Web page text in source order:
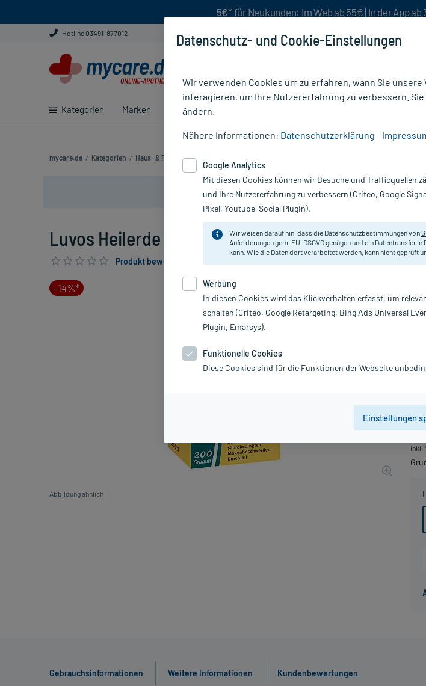
5€* für Neukunden: Im Web ab 55€ | In der App
Hotline 03491-877012
Kategorien Marken Ratgeber
mycare.de / Kategorien / Haus- & Reiseapotheke
Nur für kurze Zeit:Gratis-Versand*
Luvos Heilerde ultrafein, 200 g
Produkt bewerten & PlusHerzen sichern
-14%*
Abbildung ähnlich
inkl.
Gebrauchsinformationen Weitere Informationen Kundenbewertungen
Datenschutz- und Cookie-Einstellungen
Wir verwenden Cookies um zu erfahren, wann Sie
interagieren, um Ihre Nutzererfahrung zu verbessern.
ändern.
Nähere Informationen: Datenschutzerklärung
Google Analytics
Mit diesen Cookies können wir Besuche und Trafficquellen
und Ihre Nutzererfahrung zu verbessern (Criteo, Google
Pixel, Youtube-Social Plugin).
Wir weisen darauf hin, dass die Datenschutzbestimmungen von
Anforderungen gem. EU-DSGVO genügen und ein Datentransfer
kann. Wie die Daten dort verarbeitet werden, kann nicht geprüft
Werbung
In diesen Cookies wird das Klickverhalten erfasst, um
schalten (Criteo, Google Retargeting, Bing Ads Universal
Plugin, Emarsys).
Funktionelle Cookies
Diese Cookies sind für die Funktionen der Webseite
Einstellungen